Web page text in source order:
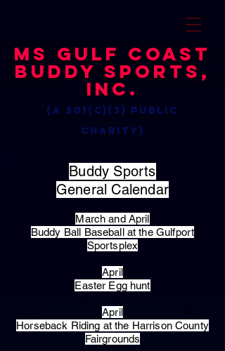
MS Gulf Coast
Buddy Sports,
Inc.
(a 501(c)(3) public
charity)
Buddy Sports
General Calendar
March and April
Buddy Ball Baseball at the Gulfport
Sportsplex
April
Easter Egg hunt
April
Horseback Riding at the Harrison County
Fairgrounds